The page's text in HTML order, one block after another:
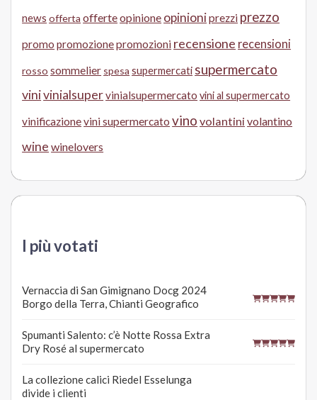
news offerta offerteopinione opinioniprezzi prezzo
promo promozionepromozioni recensione recensioni
rosso sommelier spesa supermercati supermercato
vinivinialsupervinialsupermercato vini al supermercato
vinificazionevini supermercato vino volantini volantino
wine winelovers
I più votati
Vernaccia di San Gimignano Docg 2024
Borgo della Terra, Chianti Geografico
Spumanti Salento: c’è Notte Rossa Extra
Dry Rosé al supermercato
La collezione calici Riedel Esselunga
divide i clienti